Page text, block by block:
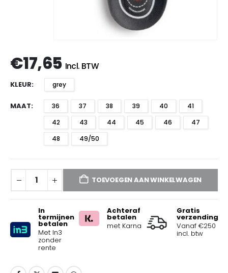
€17,65 Incl. BTW
KLEUR grey
MAAT 36 37 38 39 40
41
42
43 44 45 46
47
48
49/50
TOEVOEGEN AAN WINKELWAGEN
In
termijnen
betalen
Met In3
zonder
rente
Achteraf
betalen
met Karna
Gratis
verzending
Vanaf €250
incl. btw